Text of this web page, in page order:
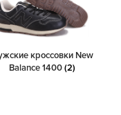
кроссовки New
Balance 1400(2)